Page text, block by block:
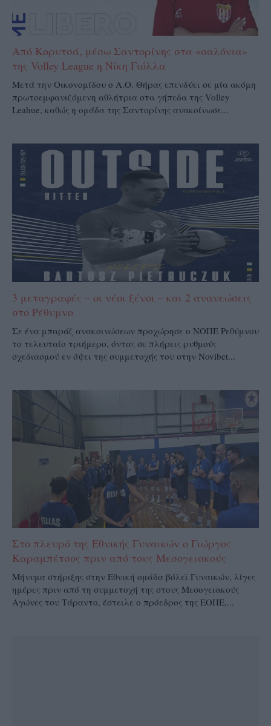
Από Κορυτσά, μέσω Σαντορίνης στα «σαλόνια»
της Volley League η Νίκη Γιόλλα
Μετά την Οικονομίδου ο Α.Ο. Θήρας επενδύει σε μία ακόμη
πρωτοεμφανιζόμενη αθλήτρια στα γήπεδα της Volley
Leahue, καθώς η ομάδα της Σαντορίνης ανακοίνωσε...
3 μεταγραφές – οι νέοι ξένοι – και 2 ανανεώσεις
στο Ρέθυμνο
Σε ένα μπαράζ ανακοινώσεων προχώρησε ο ΝΟΠΕ Ρεθύμνου
το τελευταίο τριήμερο, όντας σε πλήρεις ρυθμούς
σχεδιασμού εν όψει της συμμετοχής του στην Novibet...
Στο πλευρό της Εθνικής Γυναικών ο Γιώργος
Καραμπέτσος πριν από τους Μεσογειακούς
Μήνυμα στήριξης στην Εθνική ομάδα βόλεϊ Γυναικών, λίγες
ημέρες πριν από τη συμμετοχή της στους Μεσογειακούς
Αγώνες του Τάραντο, έστειλε ο πρόεδρος της ΕΟΠΕ,...